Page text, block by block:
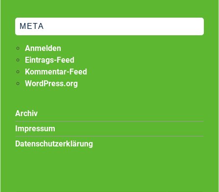
META
Anmelden
Eintrags-Feed
Kommentar-Feed
WordPress.org
Archiv
Impressum
Datenschutzerklärung